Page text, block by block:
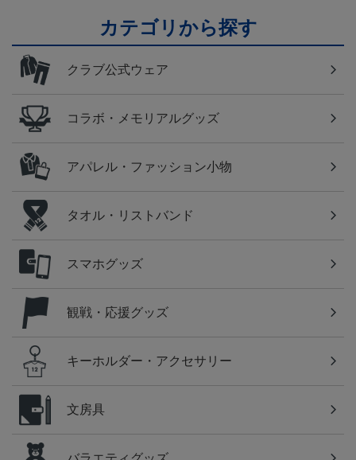
カテゴリから探す
クラブ公式ウェア
コラボ・メモリアルグッズ
アパレル・ファッション小物
タオル・リストバンド
スマホグッズ
観戦・応援グッズ
キーホルダー・アクセサリー
文房具